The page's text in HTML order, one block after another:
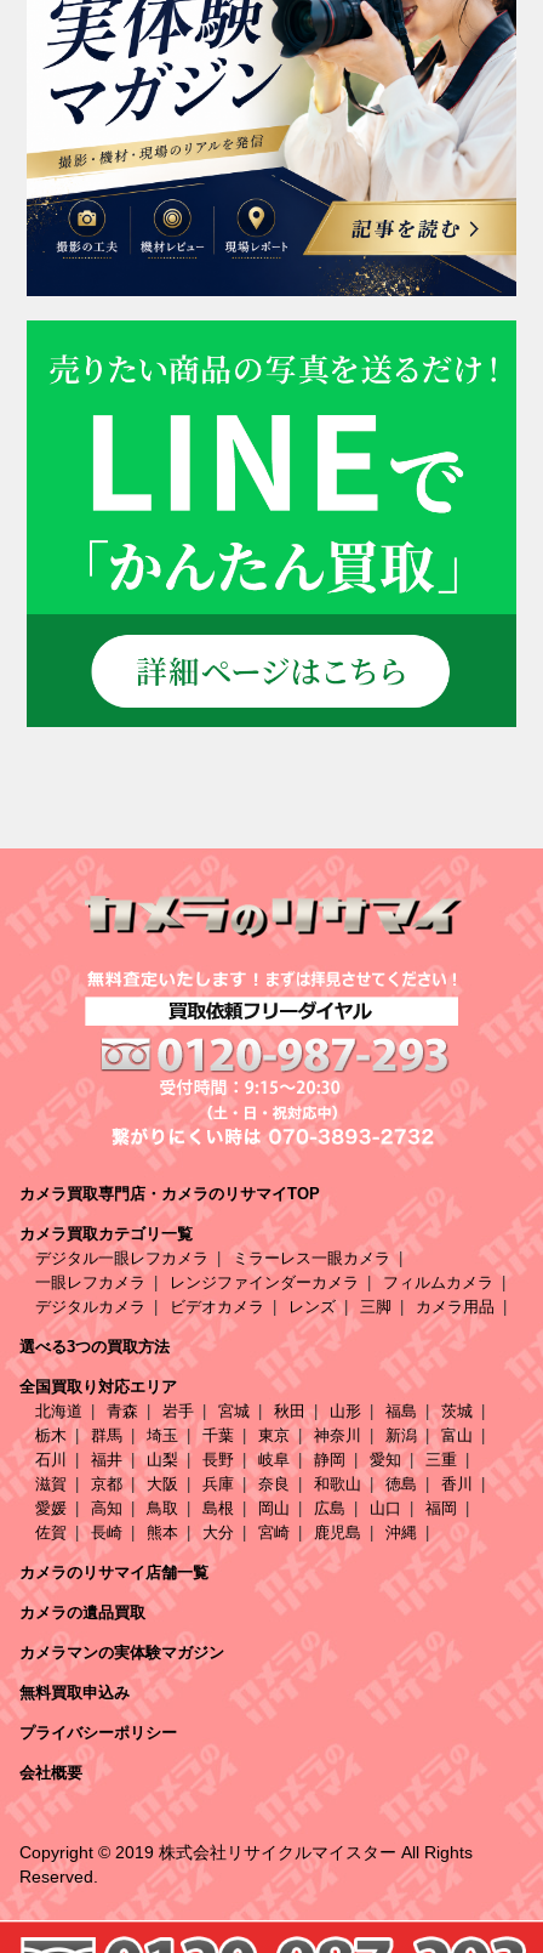
カメラ買取専門店・カメラのリサマイTOP
カメラ買取カテゴリ一覧
デジタル一眼レフカメラ
ミラーレス一眼カメラ
一眼レフカメラ
レンジファインダーカメラ
フィルムカメラ
デジタルカメラ
ビデオカメラ レンズ 三脚 カメラ用品
選べる3つの買取方法
全国買取り対応エリア
北海道
青森 岩手 宮城 秋田 山形 福島
茨城
栃木
群馬 埼玉 千葉 東京 神奈川 新潟
富山
石川
福井 山梨 長野 岐阜 静岡 愛知
三重
滋賀
京都 大阪 兵庫 奈良 和歌山 徳島
香川
愛媛
高知 鳥取 島根 岡山 広島 山口
福岡
佐賀
長崎 熊本 大分 宮崎 鹿児島 沖縄
カメラのリサマイ店舗一覧
カメラの遺品買取
カメラマンの実体験マガジン
無料買取申込み
プライバシーポリシー
会社概要
Copyright © 2019 株式会社リサイクルマイスター All Rights
Reserved.